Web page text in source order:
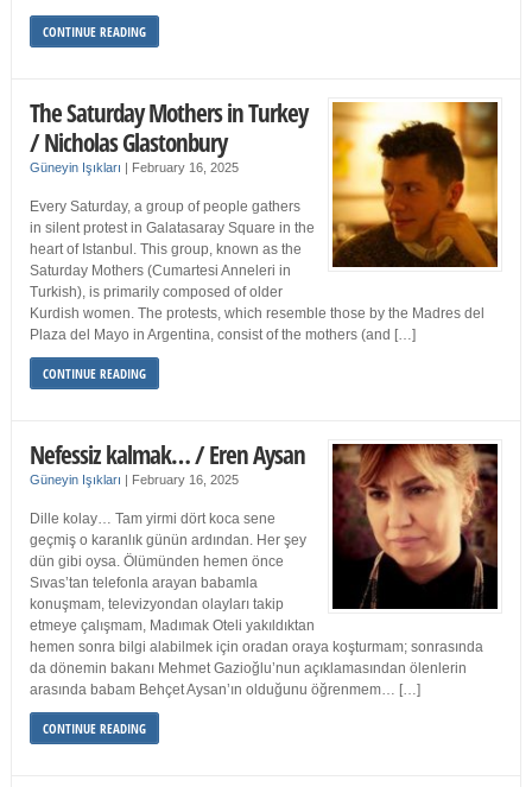
CONTINUE READING
The Saturday Mothers in Turkey
/ Nicholas Glastonbury
Güneyin Işıkları | February 16, 2025
Every Saturday, a group of people gathers
in silent protest in Galatasaray Square in the
heart of Istanbul. This group, known as the
Saturday Mothers (Cumartesi Anneleri in
Turkish), is primarily composed of older
Kurdish women. The protests, which resemble those by the Madres del
Plaza del Mayo in Argentina, consist of the mothers (and […]
CONTINUE READING
Nefessiz kalmak… / Eren Aysan
Güneyin Işıkları | February 16, 2025
Dille kolay… Tam yirmi dört koca sene
geçmiş o karanlık günün ardından. Her şey
dün gibi oysa. Ölümünden hemen önce
Sıvas’tan telefonla arayan babamla
konuşmam, televizyondan olayları takip
etmeye çalışmam, Madımak Oteli yakıldıktan
hemen sonra bilgi alabilmek için oradan oraya koşturmam; sonrasında
da dönemin bakanı Mehmet Gazioğlu’nun açıklamasından ölenlerin
arasında babam Behçet Aysan’ın olduğunu öğrenmem… […]
CONTINUE READING